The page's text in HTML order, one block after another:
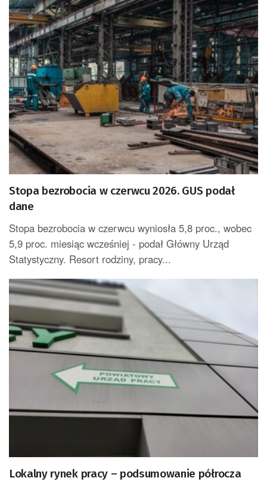
Stopa bezrobocia w czerwcu 2026. GUS podał
dane
Stopa bezrobocia w czerwcu wyniosła 5,8 proc., wobec
5,9 proc. miesiąc wcześniej - podał Główny Urząd
Statystyczny. Resort rodziny, pracy...
Lokalny rynek pracy – podsumowanie półrocza